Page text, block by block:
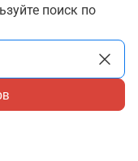
поиск по